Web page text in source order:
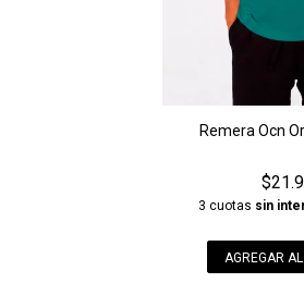
Remera Ocn
3 cuotas sin
AGREGAR